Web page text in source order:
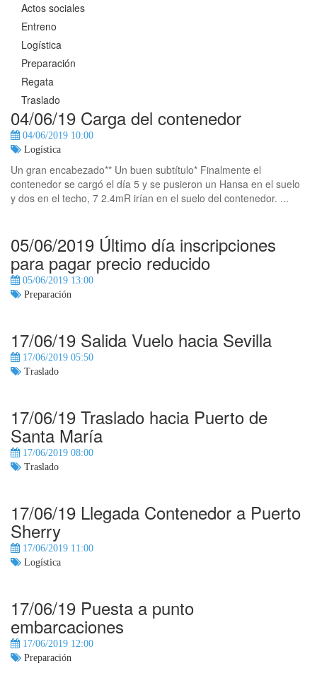
Actos sociales
Entreno
Logística
Preparación
Regata
Traslado
04/06/19 Carga del contenedor
04/06/2019 10:00
Logística
Un gran encabezado** Un buen subtítulo* Finalmente el
contenedor se cargó el día 5 y se pusieron un Hansa en el suelo
y dos en el techo, 7 2.4mR irían en el suelo del contenedor. ...
05/06/2019 Último día inscripciones
para pagar precio reducido
05/06/2019 13:00
Preparación
17/06/19 Salida Vuelo hacia Sevilla
17/06/2019 05:50
Traslado
17/06/19 Traslado hacia Puerto de
Santa María
17/06/2019 08:00
Traslado
17/06/19 Llegada Contenedor a Puerto
Sherry
17/06/2019 11:00
Logística
17/06/19 Puesta a punto
embarcaciones
17/06/2019 12:00
Preparación